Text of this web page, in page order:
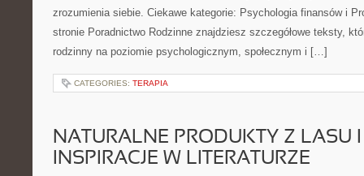
zrozumienia siebie. Ciekawe kategorie: Psychologia finansów i
stronie Poradnictwo Rodzinne znajdziesz szczegółowe teksty,
rodzinny na poziomie psychologicznym, społecznym i […]
CATEGORIES: TERAPIA
NATURALNE PRODUKTY Z LASU
INSPIRACJE W LITERATURZE